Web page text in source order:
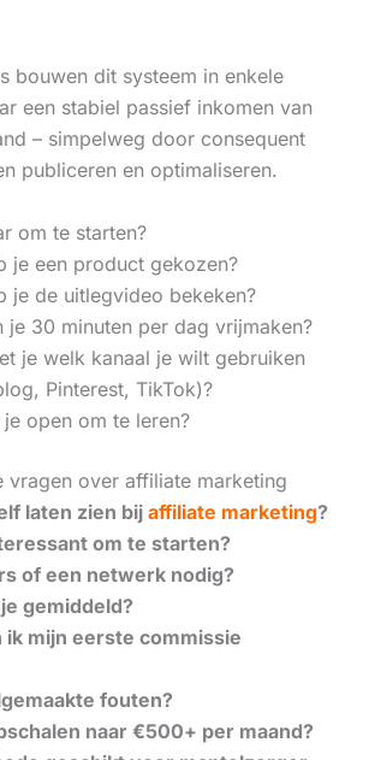
bouwen dit systeem in enkele
een stabiel passief inkomen van
– simpelweg door consequent
publiceren en optimaliseren.
om te starten?
je een product gekozen?
je de uitlegvideo bekeken?
je 30 minuten per dag vrijmaken?
je welk kanaal je wilt gebruiken
Pinterest, TikTok)?
je open om te leren?
vragen over affiliate marketing
laten zien bij affiliate marketing?
om te starten?
of een netwerk nodig?
gemiddeld?
ik mijn eerste commissie
fouten?
naar €500+ per maand?